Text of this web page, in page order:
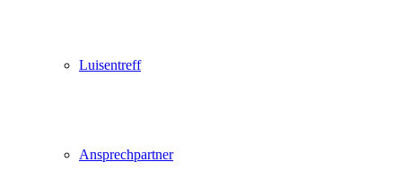
Luisentreff
Ansprechpartner